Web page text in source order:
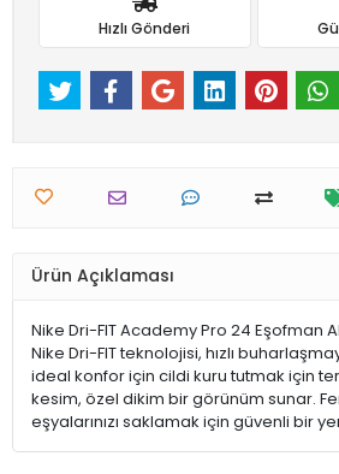
Hızlı Gönderi
Ürün Açıklaması
Nike Dri-FIT Academy Pro 24 Eşofman
Nike Dri-FIT teknolojisi, hızlı
ideal konfor için cildi kuru tutmak için
kesim, özel dikim bir görünüm sunar.
eşyalarınızı saklamak için güvenli bir